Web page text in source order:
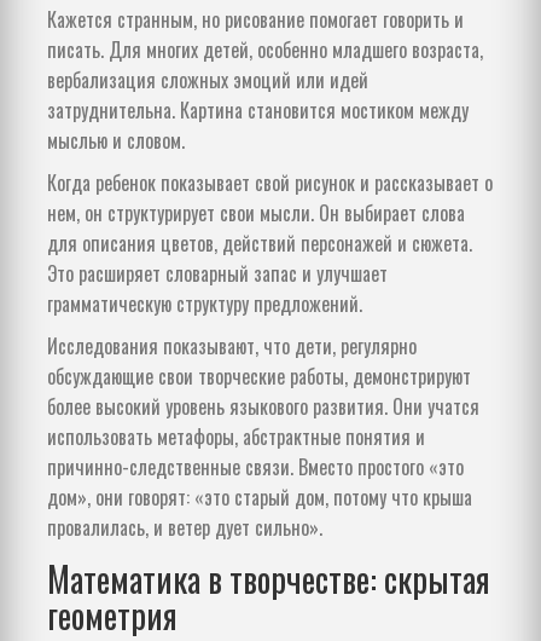
Кажется странным, но рисование помогает говорить и
писать. Для многих детей, особенно младшего возраста,
вербализация сложных эмоций или идей
затруднительна. Картина становится мостиком между
мыслью и словом.
Когда ребенок показывает свой рисунок и рассказывает о
нем, он структурирует свои мысли. Он выбирает слова
для описания цветов, действий персонажей и сюжета.
Это расширяет словарный запас и улучшает
грамматическую структуру предложений.
Исследования показывают, что дети, регулярно
обсуждающие свои творческие работы, демонстрируют
более высокий уровень языкового развития. Они учатся
использовать метафоры, абстрактные понятия и
причинно-следственные связи. Вместо простого «это
дом», они говорят: «это старый дом, потому что крыша
провалилась, и ветер дует сильно».
Математика в творчестве: скрытая
геометрия